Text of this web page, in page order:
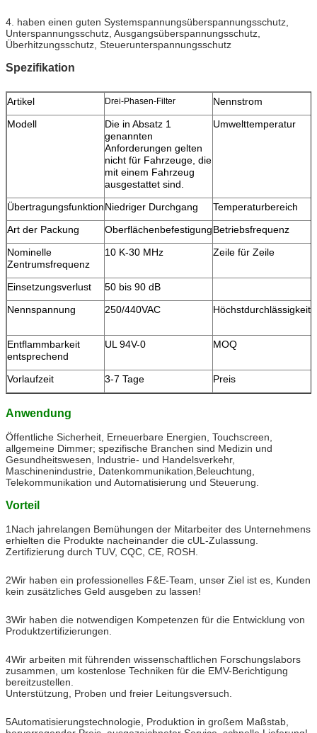
4. haben einen guten Systemspannungsüberspannungsschutz,
Unterspannungsschutz, Ausgangsüberspannungsschutz,
Überhitzungsschutz, Steuerunterspannungsschutz
Spezifikation
Artikel Drei-Phasen-Filter Nennstrom
Modell
Die in Absatz 1
genannten
Anforderungen gelten
nicht für Fahrzeuge, die
mit einem Fahrzeug
ausgestattet sind.
Umwelttemperatur
ÜbertragungsfunktionNiedriger Durchgang Temperaturbereich
Art der Packung
OberflächenbefestigungBetriebsfrequenz
Nominelle
Zentrumsfrequenz
10 K-30 MHz Zeile für Zeile
Einsetzungsverlust 50 bis 90 dB
Nennspannung
250/440VAC Höchstdurchlässigkeit
Entflammbarkeit
entsprechend
UL 94V-0 MOQ
Vorlaufzeit 3-7 Tage Preis
Anwendung
Öffentliche Sicherheit, Erneuerbare Energien, Touchscreen,
allgemeine Dimmer; spezifische Branchen sind Medizin und
Gesundheitswesen, Industrie- und Handelsverkehr,
Maschinenindustrie, Datenkommunikation,Beleuchtung,
Telekommunikation und Automatisierung und Steuerung.
Vorteil
1Nach jahrelangen Bemühungen der Mitarbeiter des Unternehmens
erhielten die Produkte nacheinander die cUL-Zulassung.
Zertifizierung durch TUV, CQC, CE, ROSH.
2Wir haben ein professionelles F&E-Team, unser Ziel ist es, Kunden
kein zusätzliches Geld ausgeben zu lassen!
3Wir haben die notwendigen Kompetenzen für die Entwicklung von
Produktzertifizierungen.
4Wir arbeiten mit führenden wissenschaftlichen Forschungslabors
zusammen, um kostenlose Techniken für die EMV-Berichtigung
bereitzustellen.
Unterstützung, Proben und freier Leitungsversuch.
5Automatisierungstechnologie, Produktion in großem Maßstab,